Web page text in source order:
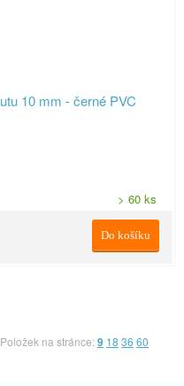
> 60 ks
Do košíku
Položek na stránce:9 18 36 60